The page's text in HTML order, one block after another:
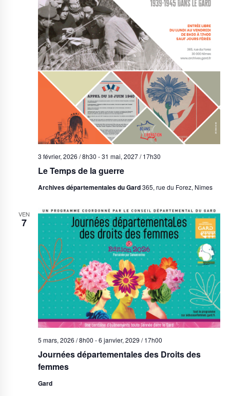
Le Temps de la guerre
3 février, 2026 / 8h30 -31 mai, 2027 / 17h30
Archives départementales du Gard365, rue du Forez, Nîmes
VEN
7
Journées départementales des Droits des
femmes
5 mars, 2026 / 8h00 -6 janvier, 2029 / 17h00
Gard